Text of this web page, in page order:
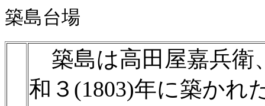
築島台場
築島は高田屋嘉兵衛
和３(1803)年に築かれ